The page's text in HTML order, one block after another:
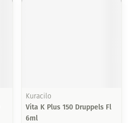
Kuracilo
Vita K Plus 150 Druppels Fl
6ml